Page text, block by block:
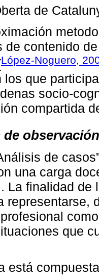
de
de contenido
López-Noguero,
los que
socio-
compartida
de
de
una carga
La finalidad de
representarse,
que
está